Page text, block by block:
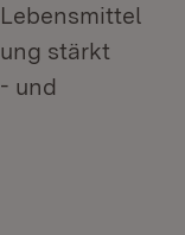
stärkt
und